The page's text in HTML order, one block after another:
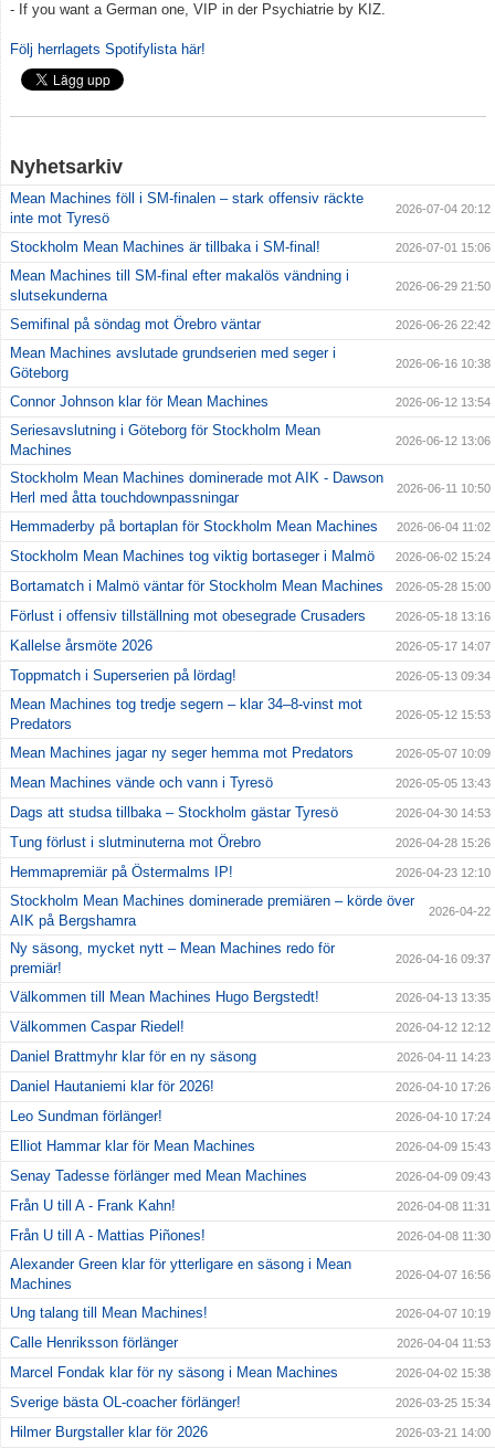
- If you want a German one, VIP in der Psychiatrie by KIZ.
Följ herrlagets Spotifylista här!
Nyhetsarkiv
Mean Machines föll i SM-finalen – stark offensiv räckte
inte mot Tyresö
2026-07-04 20:12
Stockholm Mean Machines är tillbaka i SM-final! 2026-07-01 15:06
Mean Machines till SM-final efter makalös vändning i
slutsekunderna
2026-06-29 21:50
Semifinal på söndag mot Örebro väntar 2026-06-26 22:42
Mean Machines avslutade grundserien med seger i
Göteborg
2026-06-16 10:38
Connor Johnson klar för Mean Machines 2026-06-12 13:54
Seriesavslutning i Göteborg för Stockholm Mean
Machines
2026-06-12 13:06
Stockholm Mean Machines dominerade mot AIK - Dawson
Herl med åtta touchdownpassningar
2026-06-11 10:50
Hemmaderby på bortaplan för Stockholm Mean Machines 2026-06-04 11:02
Stockholm Mean Machines tog viktig bortaseger i Malmö 2026-06-02 15:24
Bortamatch i Malmö väntar för Stockholm Mean Machines 2026-05-28 15:00
Förlust i offensiv tillställning mot obesegrade Crusaders 2026-05-18 13:16
Kallelse årsmöte 2026 2026-05-17 14:07
Toppmatch i Superserien på lördag! 2026-05-13 09:34
Mean Machines tog tredje segern – klar 34–8-vinst mot
Predators
2026-05-12 15:53
Mean Machines jagar ny seger hemma mot Predators 2026-05-07 10:09
Mean Machines vände och vann i Tyresö 2026-05-05 13:43
Dags att studsa tillbaka – Stockholm gästar Tyresö 2026-04-30 14:53
Tung förlust i slutminuterna mot Örebro 2026-04-28 15:26
Hemmapremiär på Östermalms IP! 2026-04-23 12:10
Stockholm Mean Machines dominerade premiären – körde över
AIK på Bergshamra
2026-04-22
Ny säsong, mycket nytt – Mean Machines redo för
premiär!
2026-04-16 09:37
Välkommen till Mean Machines Hugo Bergstedt! 2026-04-13 13:35
Välkommen Caspar Riedel! 2026-04-12 12:12
Daniel Brattmyhr klar för en ny säsong 2026-04-11 14:23
Daniel Hautaniemi klar för 2026! 2026-04-10 17:26
Leo Sundman förlänger! 2026-04-10 17:24
Elliot Hammar klar för Mean Machines 2026-04-09 15:43
Senay Tadesse förlänger med Mean Machines 2026-04-09 09:43
Från U till A - Frank Kahn! 2026-04-08 11:31
Från U till A - Mattias Piñones! 2026-04-08 11:30
Alexander Green klar för ytterligare en säsong i Mean
Machines
2026-04-07 16:56
Ung talang till Mean Machines! 2026-04-07 10:19
Calle Henriksson förlänger 2026-04-04 11:53
Marcel Fondak klar för ny säsong i Mean Machines 2026-04-02 15:38
Sverige bästa OL-coacher förlänger! 2026-03-25 15:34
Hilmer Burgstaller klar för 2026 2026-03-21 14:00